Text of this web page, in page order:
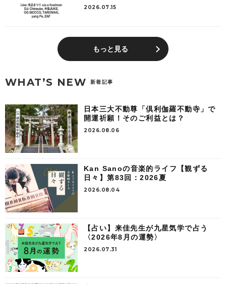
2026.07.15
もっと見る
WHAT’S NEW 新着記事
日本三大不動尊「倶利伽羅不動寺」で
開運祈願！そのご利益とは？
2026.08.06
Kan Sanoの音楽的ライフ【観ずる
日々】第83回：2026夏
2026.08.04
【占い】来佳先生が九星気学で占う
〈2026年8月の運勢〉
2026.07.31